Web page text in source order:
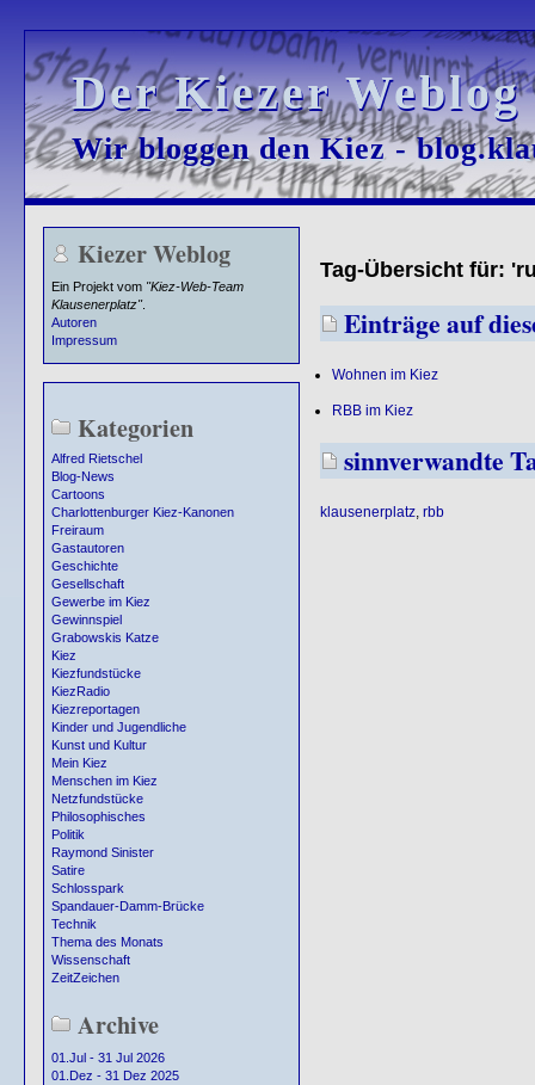
Der Kiezer
Der Kiezer
Wir bloggen den Kiez -
Wir bloggen den Kiez -
Kiezer Weblog
Ein Projekt vom "Kiez-Web-Team
Klausenerplatz".
Autoren
Impressum
Kategorien
Alfred Rietschel
Blog-News
Cartoons
Charlottenburger Kiez-Kanonen
Freiraum
Gastautoren
Geschichte
Gesellschaft
Gewerbe im Kiez
Gewinnspiel
Grabowskis Katze
Kiez
Kiezfundstücke
KiezRadio
Kiezreportagen
Kinder und Jugendliche
Kunst und Kultur
Mein Kiez
Menschen im Kiez
Netzfundstücke
Philosophisches
Politik
Raymond Sinister
Satire
Schlosspark
Spandauer-Damm-Brücke
Technik
Thema des Monats
Wissenschaft
ZeitZeichen
Archive
01.Jul - 31 Jul 2026
01.Dez - 31 Dez 2025
Tag-Übersicht für:
Einträge auf
Wohnen im Kiez
RBB im Kiez
sinnverwandte
klausenerplatz, rbb